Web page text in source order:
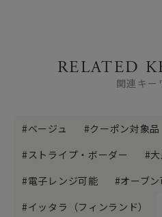
RELATED
関連キー
ベージュ クーポン対象品
ストライプ・ボーダー
電子レンジ可能
オーブ
イッタラ（フィンランド）